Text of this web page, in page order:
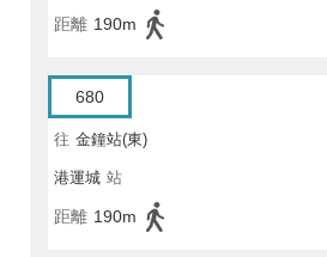
距離 190m
680
往 金鐘站(東)
港運城 站
距離 190m